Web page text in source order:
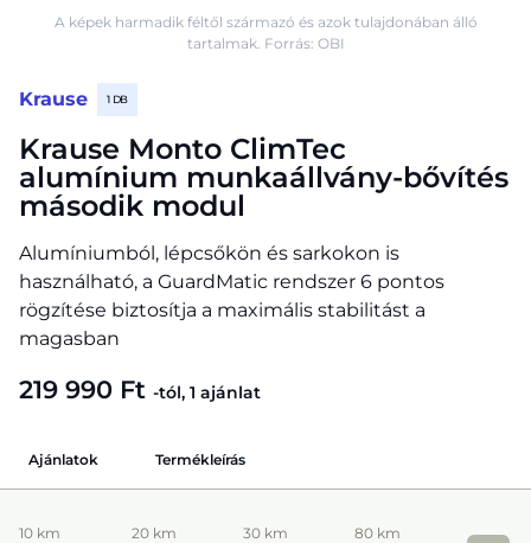
Krause 1 DB
Krause Monto ClimTec
alumínium munkaállvány-bővítés
második modul
Alumíniumból, lépcsőkön és sarkokon is
használható, a GuardMatic rendszer 6 pontos
rögzítése biztosítja a maximális stabilitást a
magasban
219 990 Ft -tól, 1 ajánlat
A képek harmadik féltől származó és azok tulajdonában álló
tartalmak. Forrás: OBI
Ajánlatok Termékleírás
10 km 20 km 30 km 80 km